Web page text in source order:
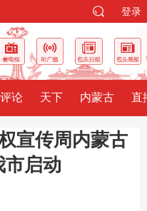
登录
评论 天下 内蒙古 直
宣传周内蒙古
市启动